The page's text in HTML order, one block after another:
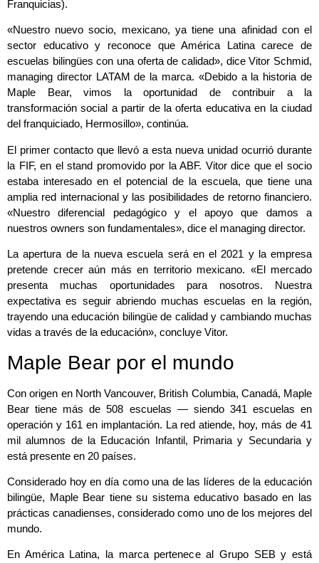
Franquicias).
«Nuestro nuevo socio, mexicano, ya tiene una afinidad con el
sector educativo y reconoce que América Latina carece de
escuelas bilingües con una oferta de calidad», dice Vitor Schmid,
managing director LATAM de la marca. «Debido a la historia de
Maple Bear, vimos la oportunidad de contribuir a la
transformación social a partir de la oferta educativa en la ciudad
del franquiciado, Hermosillo», continúa.
El primer contacto que llevó a esta nueva unidad ocurrió durante
la FIF, en el stand promovido por la ABF. Vitor dice que el socio
estaba interesado en el potencial de la escuela, que tiene una
amplia red internacional y las posibilidades de retorno financiero.
«Nuestro diferencial pedagógico y el apoyo que damos a
nuestros owners son fundamentales», dice el managing director.
La apertura de la nueva escuela será en el 2021 y la empresa
pretende crecer aún más en territorio mexicano. «El mercado
presenta muchas oportunidades para nosotros. Nuestra
expectativa es seguir abriendo muchas escuelas en la región,
trayendo una educación bilingüe de calidad y cambiando muchas
vidas a través de la educación», concluye Vitor.
Maple Bear por el mundo
Con origen en North Vancouver, British Columbia, Canadá, Maple
Bear tiene más de 508 escuelas — siendo 341 escuelas en
operación y 161 en implantación. La red atiende, hoy, más de 41
mil alumnos de la Educación Infantil, Primaria y Secundaria y
está presente en 20 países.
Considerado hoy en día como una de las líderes de la educación
bilingüe, Maple Bear tiene su sistema educativo basado en las
prácticas canadienses, considerado como uno de los mejores del
mundo.
En América Latina, la marca pertenece al Grupo SEB y está